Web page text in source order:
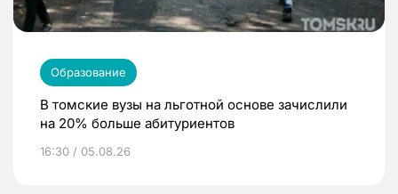
Образование
В томские вузы на льготной основе зачислили
на 20% больше абитуриентов
16:30 / 05.08.26